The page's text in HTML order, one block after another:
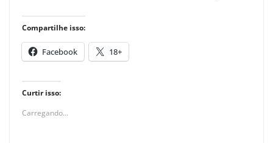
Compartilhe isso:
Facebook 18+
Curtir isso:
Carregando...